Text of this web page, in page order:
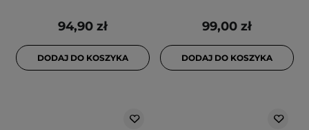
94,90 zł
DODAJ DO KOSZYKA
99,00 zł
DODAJ DO KOSZYKA